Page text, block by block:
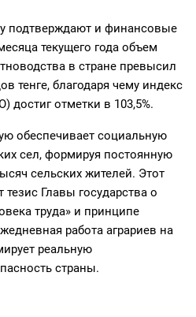
подтверждают и финансовые
текущего года объем
в стране превысил
тенге, благодаря чему индекс
достиг отметки в 103,5%.
обеспечивает социальную
сел, формируя постоянную
сельских жителей. Этот
тезис Главы государства о
труда» и принципе
работа аграриев на
реальную
страны.